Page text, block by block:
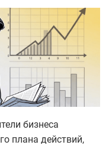
бизнеса
плана действий,